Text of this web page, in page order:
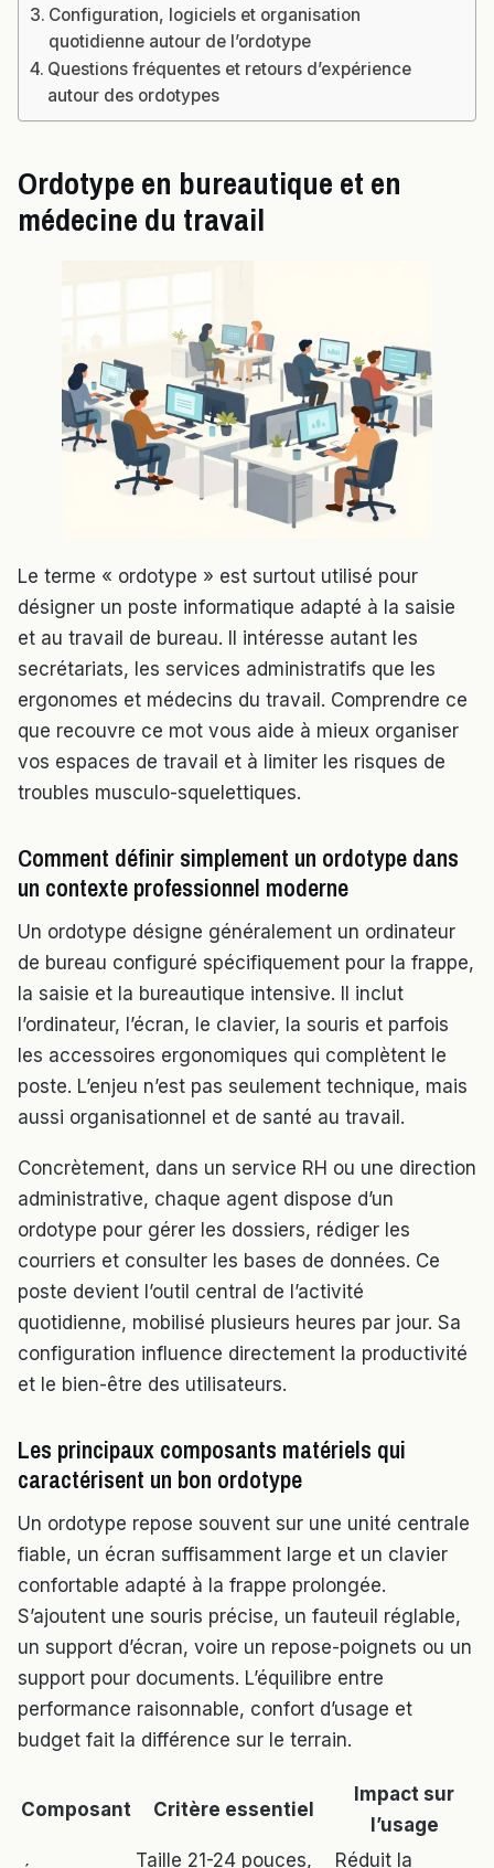
Configuration, logiciels et organisation
quotidienne autour de l’ordotype
Questions fréquentes et retours d’expérience
autour des ordotypes
Ordotype en bureautique et en
médecine du travail
Le terme « ordotype » est surtout utilisé pour
désigner un poste informatique adapté à la saisie
et au travail de bureau. Il intéresse autant les
secrétariats, les services administratifs que les
ergonomes et médecins du travail. Comprendre ce
que recouvre ce mot vous aide à mieux organiser
vos espaces de travail et à limiter les risques de
troubles musculo-squelettiques.
Comment définir simplement un ordotype dans
un contexte professionnel moderne
Un ordotype désigne généralement un ordinateur
de bureau configuré spécifiquement pour la frappe,
la saisie et la bureautique intensive. Il inclut
l’ordinateur, l’écran, le clavier, la souris et parfois
les accessoires ergonomiques qui complètent le
poste. L’enjeu n’est pas seulement technique, mais
aussi organisationnel et de santé au travail.
Concrètement, dans un service RH ou une direction
administrative, chaque agent dispose d’un
ordotype pour gérer les dossiers, rédiger les
courriers et consulter les bases de données. Ce
poste devient l’outil central de l’activité
quotidienne, mobilisé plusieurs heures par jour. Sa
configuration influence directement la productivité
et le bien-être des utilisateurs.
Les principaux composants matériels qui
caractérisent un bon ordotype
Un ordotype repose souvent sur une unité centrale
fiable, un écran suffisamment large et un clavier
confortable adapté à la frappe prolongée.
S’ajoutent une souris précise, un fauteuil réglable,
un support d’écran, voire un repose-poignets ou un
support pour documents. L’équilibre entre
performance raisonnable, confort d’usage et
budget fait la différence sur le terrain.
Composant Critère essentiel
Impact sur
l’usage
Taille 21-24 pouces, Réduit la